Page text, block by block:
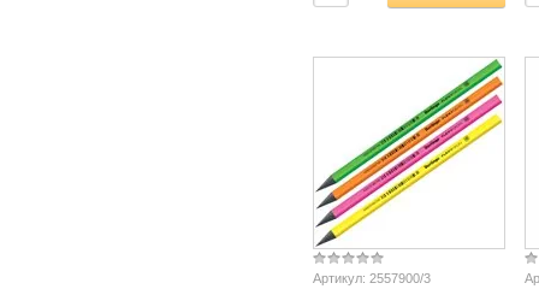
Артикул: 2557900/3